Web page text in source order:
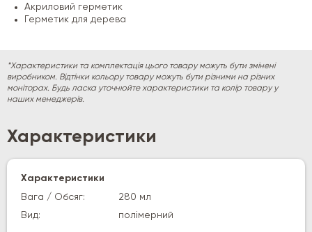
Акриловий герметик
Герметик для дерева
*Характеристики та комплектація цього товару можуть бути змінені
виробником. Відтінки кольору товару можуть бути різними на різних
моніторах. Будь ласка уточнюйте характеристики та колір товару у
наших менеджерів.
Характеристики
Характеристики
Вага / Обсяг:
280 мл
Вид:
полімерний